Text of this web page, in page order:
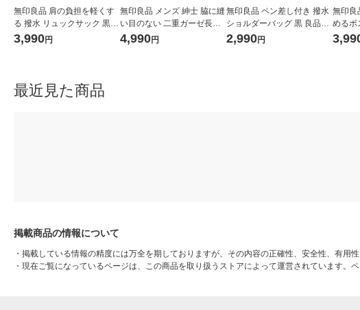
無印良品 肩の負担を軽くす
る 撥水 リュックサック 黒
タテ４３×ヨコ３２×マチ１
3,990円
無印良品 メンズ 紳士 脇に縫
い目のない 二重ガーゼ長袖
パジャマ 紳士Ｌ ネイビース
4,990円
無印良品 ペン差し付き 撥水
ショルダーバッグ 黒 良品計
画
2,990円
無印良
めるボ
Ｌ 約
最近見た商品
掲載商品の情報について
・ 掲載している情報の精度には万全を期しておりますが、その内容の正確性、安全性、有用
・ 現在ご覧になっているページは、この商品を取り扱うストアによって運営されています。